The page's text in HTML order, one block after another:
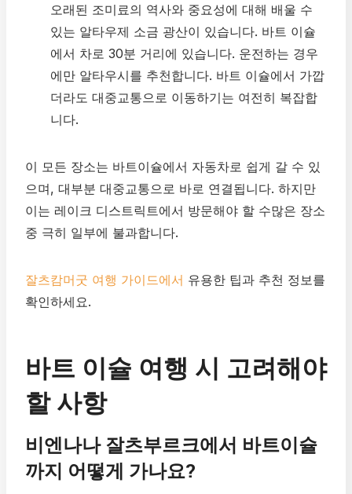
오래된 조미료의 역사와 중요성에 대해 배울 수
있는 알타우제 소금 광산이 있습니다. 바트 이슐
에서 차로 30분 거리에 있습니다. 운전하는 경우
에만 알타우시를 추천합니다. 바트 이슐에서 가깝
더라도 대중교통으로 이동하기는 여전히 복잡합
니다.
이 모든 장소는 바트이슐에서 자동차로 쉽게 갈 수 있
으며, 대부분 대중교통으로 바로 연결됩니다. 하지만
이는 레이크 디스트릭트에서 방문해야 할 수많은 장소
중 극히 일부에 불과합니다.
잘츠캄머굿 여행 가이드에서 유용한 팁과 추천 정보를
확인하세요.
바트 이슐 여행 시 고려해야
할 사항
비엔나나 잘츠부르크에서 바트이슐
까지 어떻게 가나요?